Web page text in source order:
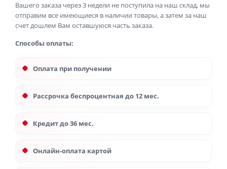
Вашего заказа через 3 недели не поступила на наш склад, мы
отправим все имеющиеся в наличии товары, а затем за наш
счет дошлем Вам оставшуюся часть заказа.
Способы оплаты:
Оплата при получении
Рассрочка беспроцентная до 12 мес.
Кредит до 36 мес.
Онлайн-оплата картой